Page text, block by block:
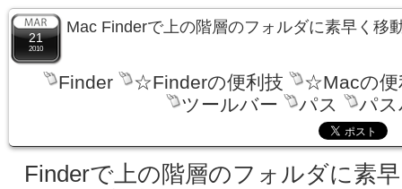
21
2010
Mac Finderで上の階層のフォルダに素早く移
Finder ☆Finderの便利技
☆Macの便
ツールバー
パス パ
Finderで上の階層のフォルダに素